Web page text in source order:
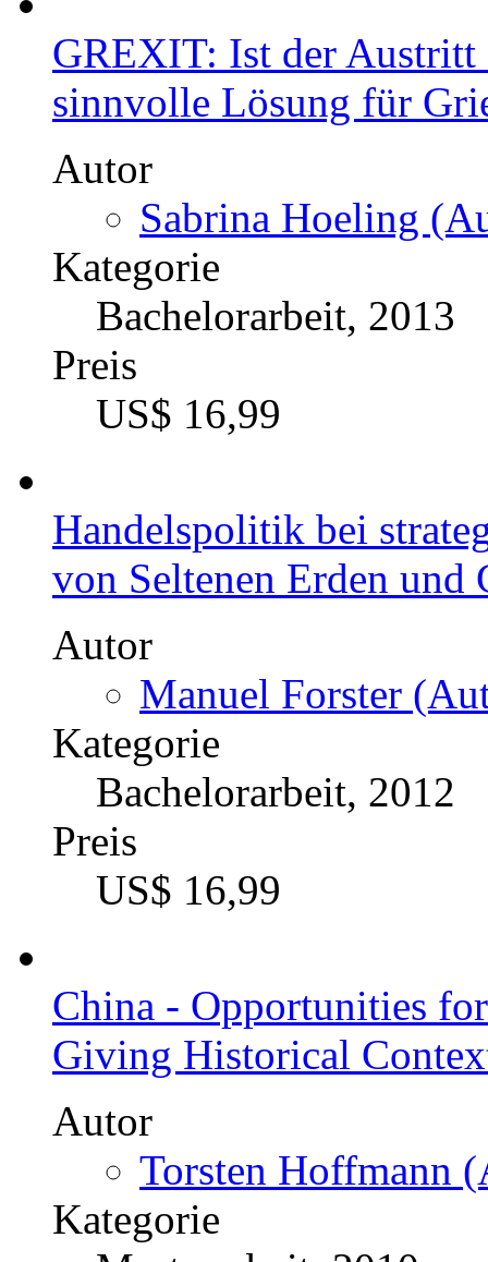
GREXIT: Ist der Austritt
sinnvolle Lösung für
Autor
Sabrina Hoeling
Kategorie
Bachelorarbeit, 2013
Preis
US$ 16,99
Handelspolitik bei
von Seltenen Erden und
Autor
Manuel Forster
Kategorie
Bachelorarbeit, 2012
Preis
US$ 16,99
China - Opportunities
Giving Historical
Autor
Torsten Hoffmann
Kategorie